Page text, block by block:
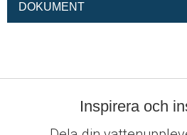
DOKUMENT
Inspirera och